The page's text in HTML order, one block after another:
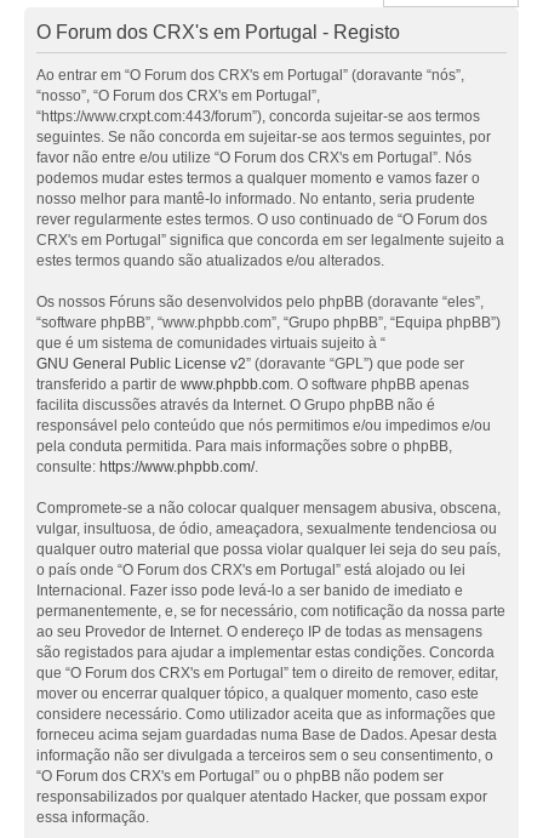
O Forum dos CRX's em Portugal - Registo
Ao entrar em “O Forum dos CRX's em Portugal” (doravante “nós”,
“nosso”, “O Forum dos CRX's em Portugal”,
“https://www.crxpt.com:443/forum”), concorda sujeitar-se aos termos
seguintes. Se não concorda em sujeitar-se aos termos seguintes, por
favor não entre e/ou utilize “O Forum dos CRX's em Portugal”. Nós
podemos mudar estes termos a qualquer momento e vamos fazer o
nosso melhor para mantê-lo informado. No entanto, seria prudente
rever regularmente estes termos. O uso continuado de “O Forum dos
CRX's em Portugal” significa que concorda em ser legalmente sujeito a
estes termos quando são atualizados e/ou alterados.
Os nossos Fóruns são desenvolvidos pelo phpBB (doravante “eles”,
“software phpBB”, “www.phpbb.com”, “Grupo phpBB”, “Equipa phpBB”)
que é um sistema de comunidades virtuais sujeito à “
GNU General Public License v2” (doravante “GPL”) que pode ser
transferido a partir de www.phpbb.com. O software phpBB apenas
facilita discussões através da Internet. O Grupo phpBB não é
responsável pelo conteúdo que nós permitimos e/ou impedimos e/ou
pela conduta permitida. Para mais informações sobre o phpBB,
consulte: https://www.phpbb.com/.
Compromete-se a não colocar qualquer mensagem abusiva, obscena,
vulgar, insultuosa, de ódio, ameaçadora, sexualmente tendenciosa ou
qualquer outro material que possa violar qualquer lei seja do seu país,
o país onde “O Forum dos CRX's em Portugal” está alojado ou lei
Internacional. Fazer isso pode levá-lo a ser banido de imediato e
permanentemente, e, se for necessário, com notificação da nossa parte
ao seu Provedor de Internet. O endereço IP de todas as mensagens
são registados para ajudar a implementar estas condições. Concorda
que “O Forum dos CRX's em Portugal” tem o direito de remover, editar,
mover ou encerrar qualquer tópico, a qualquer momento, caso este
considere necessário. Como utilizador aceita que as informações que
forneceu acima sejam guardadas numa Base de Dados. Apesar desta
informação não ser divulgada a terceiros sem o seu consentimento, o
“O Forum dos CRX's em Portugal” ou o phpBB não podem ser
responsabilizados por qualquer atentado Hacker, que possam expor
essa informação.